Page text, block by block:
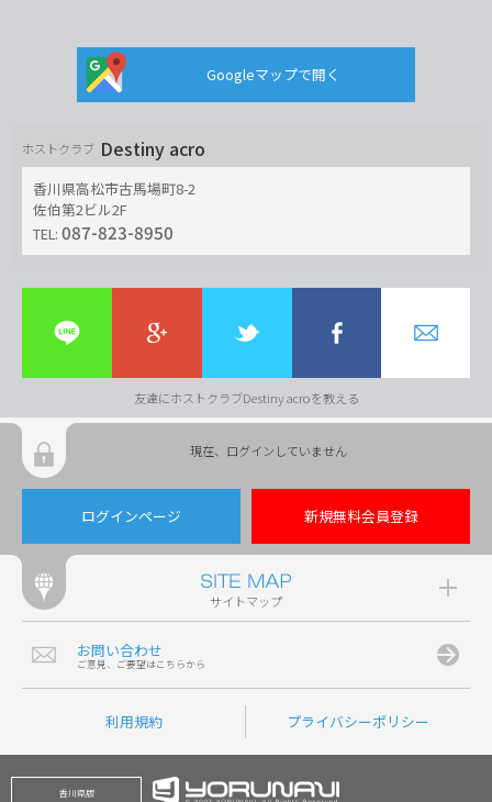
Googleマップで開く
ホストクラブ Destiny acro
香川県高松市古馬場町8-2
佐伯第2ビル2F
TEL: 087-823-8950
友達にホストクラブDestiny acroを教える
現在、ログインしていません
ログインページ 新規無料会員登録
サイトマップ
お問い合わせ
ご意見、ご要望はこちらから
利用規約 プライバシーポリシー
香川県版